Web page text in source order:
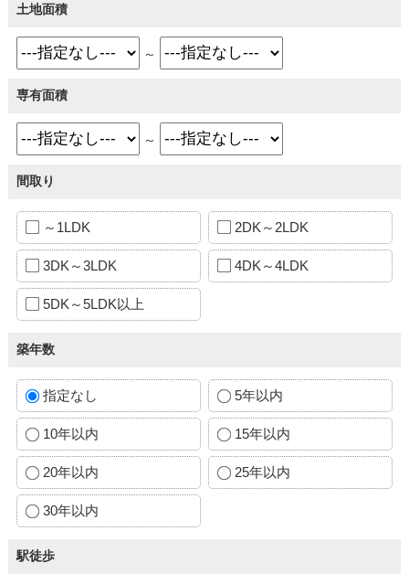
土地面積
～
専有面積
～
間取り
～1LDK 2DK～2LDK
3DK～3LDK 4DK～4LDK
5DK～5LDK以上
築年数
指定なし 5年以内
10年以内 15年以内
20年以内 25年以内
30年以内
駅徒歩